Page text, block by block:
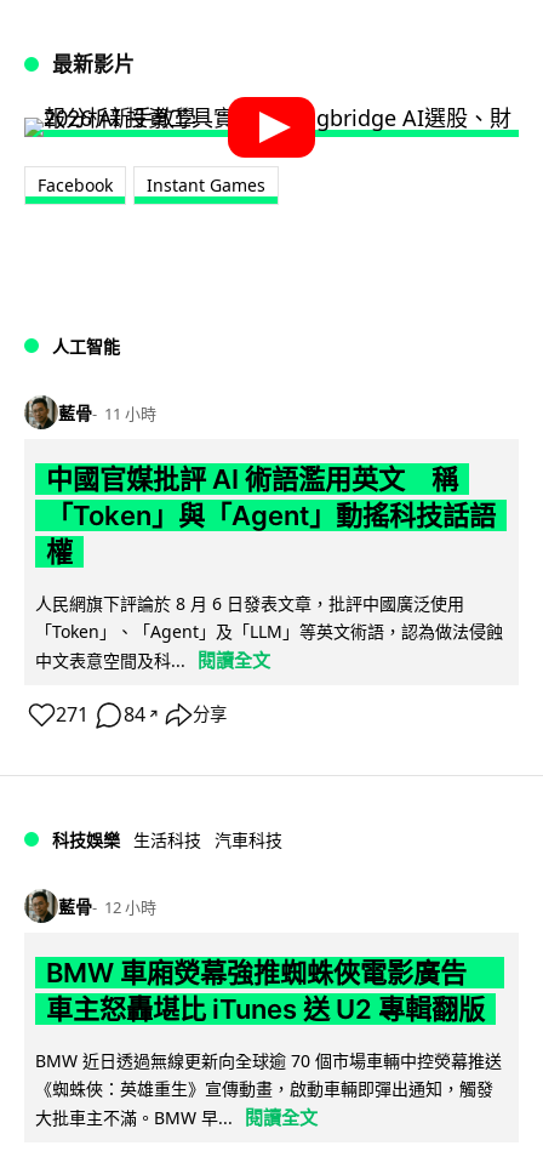
最新影片
Facebook Instant Games
人工智能
藍骨 11 小時
中國官媒批評 AI 術語濫用英文 稱
「Token」與「Agent」動搖科技話語
權
人民網旗下評論於 8 月 6 日發表文章，批評中國廣泛使用
「Token」、「Agent」及「LLM」等英文術語，認為做法侵蝕
中文表意空間及科...
閱讀全文
271 84 ↗ 分享
科技娛樂 生活科技 汽車科技
藍骨 12 小時
BMW 車廂熒幕強推蜘蛛俠電影廣告
車主怒轟堪比 iTunes 送 U2 專輯翻版
BMW 近日透過無線更新向全球逾 70 個市場車輛中控熒幕推送
《蜘蛛俠：英雄重生》宣傳動畫，啟動車輛即彈出通知，觸發
大批車主不滿。BMW 早...
閱讀全文